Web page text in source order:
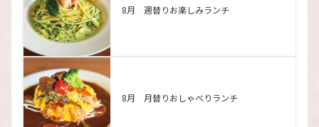
8月 週替りお楽しみランチ
8月 月替りおしゃべりランチ